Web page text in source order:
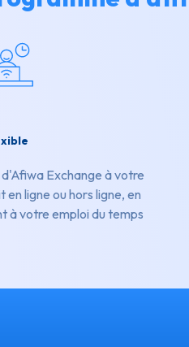
Exchange à votre
ligne ou hors ligne, en
à votre emploi du temps